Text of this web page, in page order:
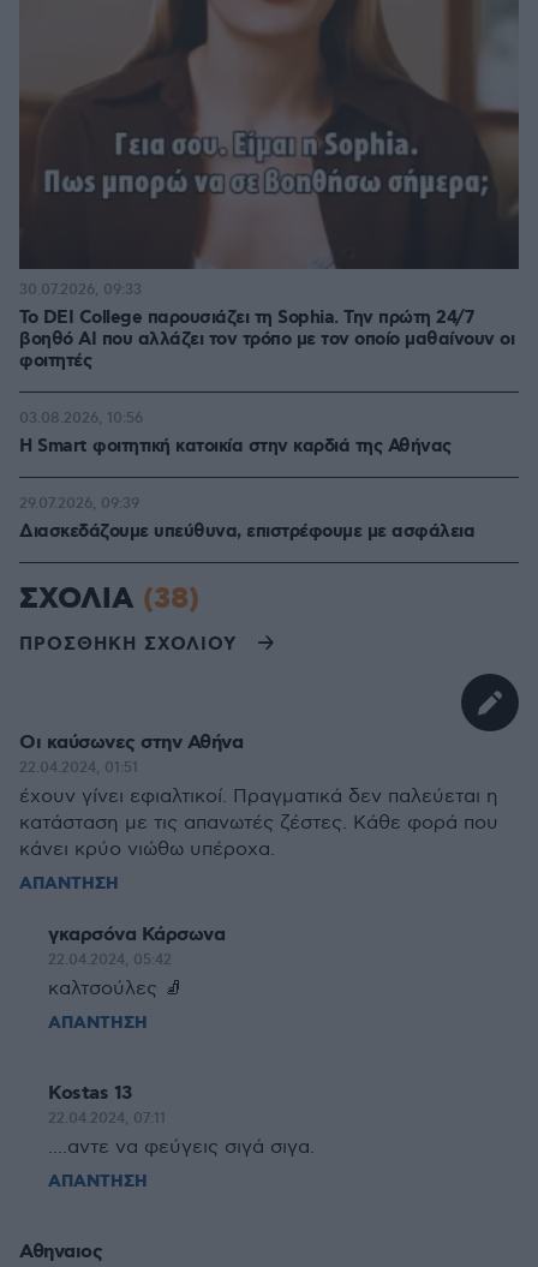
Το DEI College παρουσιάζει τη Sophia. Την πρώτη 24/7
βοηθό AI που αλλάζει τον τρόπο με τον οποίο μαθαίνουν οι
φοιτητές
30.07.2026, 09:33
Η Smart φοιτητική κατοικία στην καρδιά της Αθήνας
03.08.2026, 10:56
Διασκεδάζουμε υπεύθυνα, επιστρέφουμε με ασφάλεια
29.07.2026, 09:39
ΣΧΟΛΙΑ (38)
ΠΡΟΣΘΗΚΗ ΣΧΟΛΙΟΥ
Οι καύσωνες στην Αθήνα
22.04.2024, 01:51
έχουν γίνει εφιαλτικοί. Πραγματικά δεν παλεύεται η
κατάσταση με τις απανωτές ζέστες. Κάθε φορά που
κάνει κρύο νιώθω υπέροχα.
ΑΠΑΝΤΗΣΗ
γκαρσόνα Κάρσωνα
22.04.2024, 05:42
καλτσούλες 🧦
ΑΠΑΝΤΗΣΗ
Kostas 13
22.04.2024, 07:11
....αντε να φεύγεις σιγά σιγα.
ΑΠΑΝΤΗΣΗ
Αθηναιος